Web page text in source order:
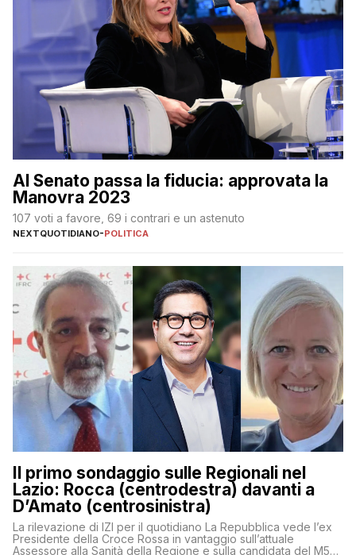
Al Senato passa la fiducia: approvata la
Manovra 2023
107 voti a favore, 69 i contrari e un astenuto
NEXTQUOTIDIANO-POLITICA
Il primo sondaggio sulle Regionali nel
Lazio: Rocca (centrodestra) davanti a
D’Amato (centrosinistra)
La rilevazione di IZI per il quotidiano La Repubblica vede l’ex
Presidente della Croce Rossa in vantaggio sull’attuale
Assessore alla Sanità della Regione e sulla candidata del M5S